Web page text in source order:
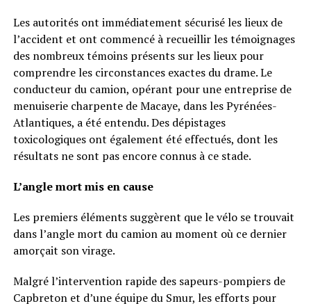
Les autorités ont immédiatement sécurisé les lieux de
l’accident et ont commencé à recueillir les témoignages
des nombreux témoins présents sur les lieux pour
comprendre les circonstances exactes du drame. Le
conducteur du camion, opérant pour une entreprise de
menuiserie charpente de Macaye, dans les Pyrénées-
Atlantiques, a été entendu. Des dépistages
toxicologiques ont également été effectués, dont les
résultats ne sont pas encore connus à ce stade.
L’angle mort mis en cause
Les premiers éléments suggèrent que le vélo se trouvait
dans l’angle mort du camion au moment où ce dernier
amorçait son virage.
Malgré l’intervention rapide des sapeurs-pompiers de
Capbreton et d’une équipe du Smur, les efforts pour